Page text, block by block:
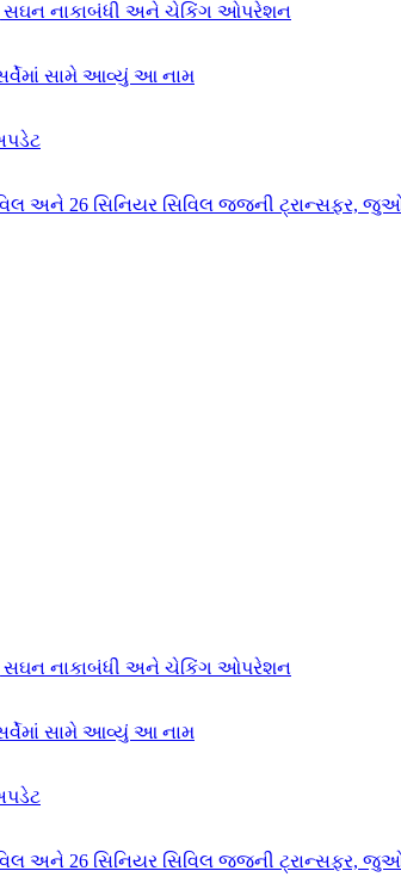
સઘન નાકાબંધી અને ચેકિંગ ઓપરેશન
સામે આવ્યું આ નામ
સિવિલ અને 26 સિનિયર સિવિલ જજની ટ્રાન્સફર,
સઘન નાકાબંધી અને ચેકિંગ ઓપરેશન
સામે આવ્યું આ નામ
સિવિલ અને 26 સિનિયર સિવિલ જજની ટ્રાન્સફર,